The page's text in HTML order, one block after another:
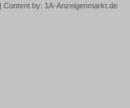
by: 1A-Anzeigenmarkt.de